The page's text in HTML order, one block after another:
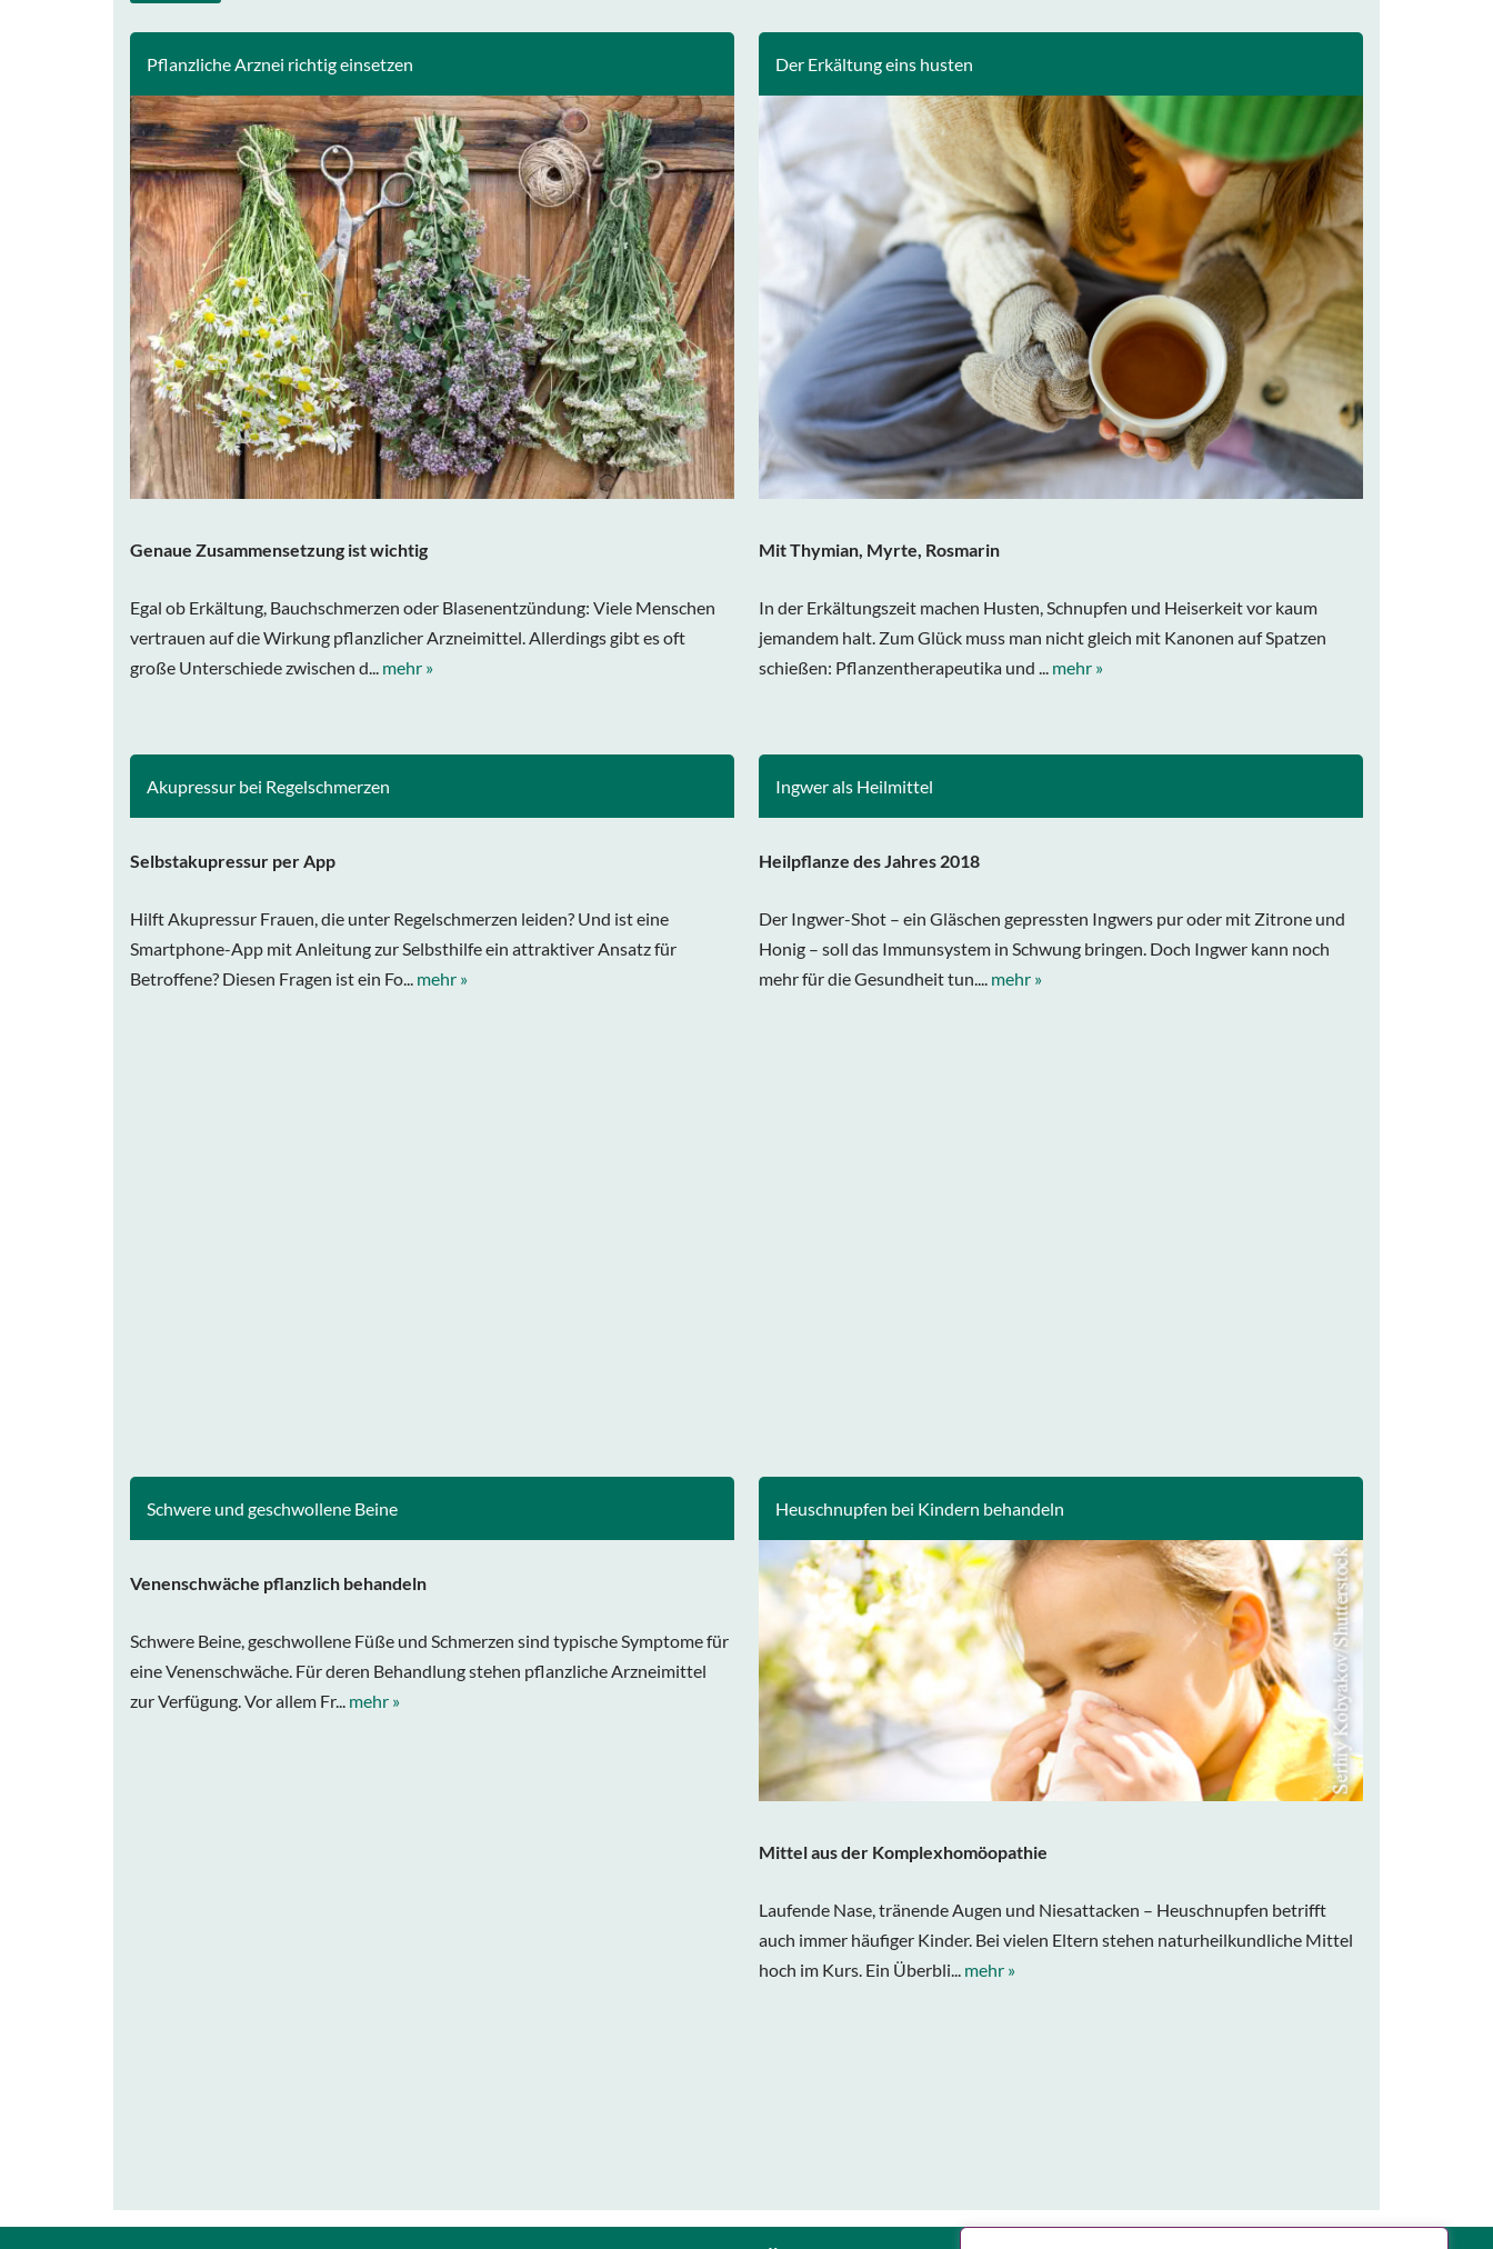
Pflanzliche Arznei richtig einsetzen
Genaue Zusammensetzung ist wichtig
Egal ob Erkältung, Bauchschmerzen oder Blasenentzündung: Viele Menschen
vertrauen auf die Wirkung pflanzlicher Arzneimittel. Allerdings gibt es oft
große Unterschiede zwischen d... mehr »
Der Erkältung eins husten
Mit Thymian, Myrte, Rosmarin
In der Erkältungszeit machen Husten, Schnupfen und Heiserkeit vor kaum
jemandem halt. Zum Glück muss man nicht gleich mit Kanonen auf Spatzen
schießen: Pflanzentherapeutika und ... mehr »
Akupressur bei Regelschmerzen
Selbstakupressur per App
Hilft Akupressur Frauen, die unter Regelschmerzen leiden? Und ist eine
Smartphone-App mit Anleitung zur Selbsthilfe ein attraktiver Ansatz für
Betroffene? Diesen Fragen ist ein Fo... mehr »
Ingwer als Heilmittel
Heilpflanze des Jahres 2018
Der Ingwer-Shot – ein Gläschen gepressten Ingwers pur oder mit Zitrone und
Honig – soll das Immunsystem in Schwung bringen. Doch Ingwer kann noch
mehr für die Gesundheit tun.... mehr »
Schwere und geschwollene Beine
Venenschwäche pflanzlich behandeln
Schwere Beine, geschwollene Füße und Schmerzen sind typische Symptome für
eine Venenschwäche. Für deren Behandlung stehen pflanzliche Arzneimittel
zur Verfügung. Vor allem Fr... mehr »
Heuschnupfen bei Kindern behandeln
Mittel aus der Komplexhomöopathie
Laufende Nase, tränende Augen und Niesattacken – Heuschnupfen betrifft
auch immer häufiger Kinder. Bei vielen Eltern stehen naturheilkundliche Mittel
hoch im Kurs. Ein Überbli... mehr »